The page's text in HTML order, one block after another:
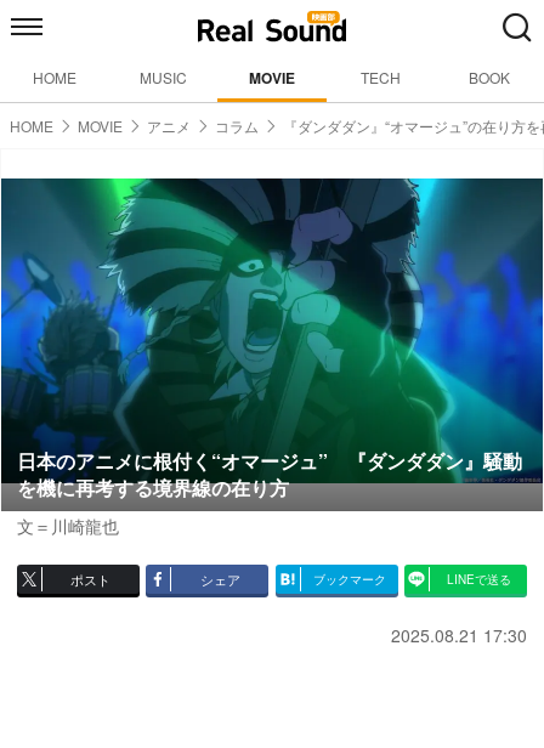
HOME MUSIC MOVIE TECH BOOK
HOME MOVIE アニメ コラム 『ダンダダン』“オマージュ”の在り方
日本のアニメに根付く“オマージュ” 『ダンダダン』騒動
を機に再考する境界線の在り方
文＝川崎龍也
ポスト シェア ブックマーク LINEで送る
2025.08.21 17:30